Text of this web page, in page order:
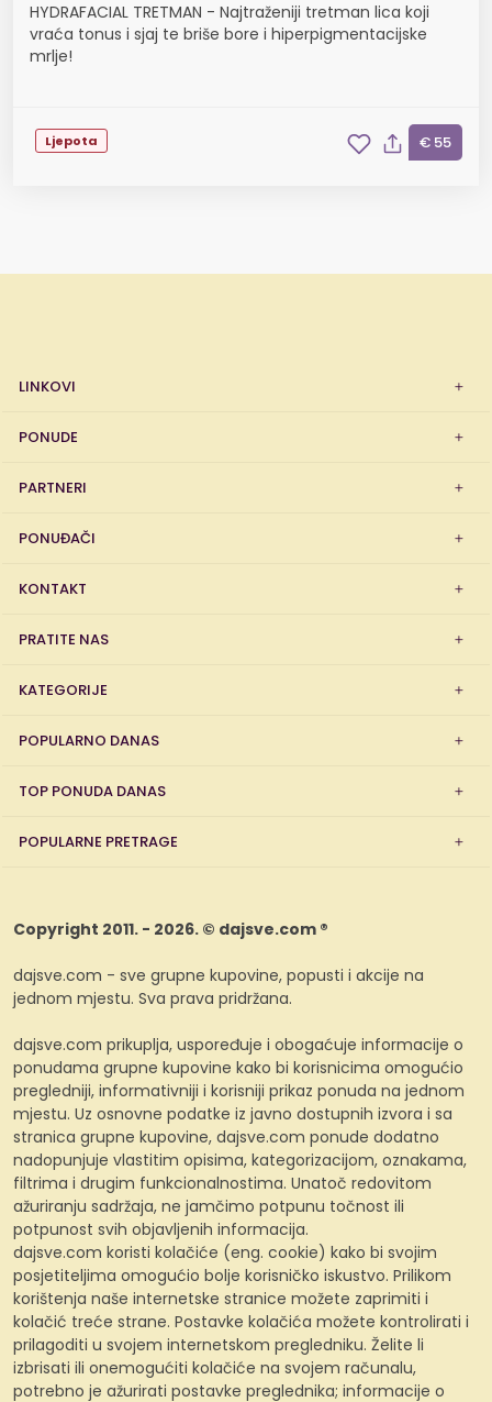
HYDRAFACIAL TRETMAN - Najtraženiji tretman lica koji
vraća tonus i sjaj te briše bore i hiperpigmentacijske
mrlje!
Ljepota € 55
LINKOVI
PONUDE
PARTNERI
PONUĐAČI
KONTAKT
PRATITE NAS
KATEGORIJE
POPULARNO DANAS
TOP PONUDA DANAS
POPULARNE PRETRAGE
Copyright 2011. - 2026. © dajsve.com ®
dajsve.com - sve grupne kupovine, popusti i akcije na
jednom mjestu. Sva prava pridržana.
dajsve.com prikuplja, uspoređuje i obogaćuje informacije o
ponudama grupne kupovine kako bi korisnicima omogućio
pregledniji, informativniji i korisniji prikaz ponuda na jednom
mjestu. Uz osnovne podatke iz javno dostupnih izvora i sa
stranica grupne kupovine, dajsve.com ponude dodatno
nadopunjuje vlastitim opisima, kategorizacijom, oznakama,
filtrima i drugim funkcionalnostima. Unatoč redovitom
ažuriranju sadržaja, ne jamčimo potpunu točnost ili
potpunost svih objavljenih informacija.
dajsve.com koristi kolačiće (eng. cookie) kako bi svojim
posjetiteljima omogućio bolje korisničko iskustvo. Prilikom
korištenja naše internetske stranice možete zaprimiti i
kolačić treće strane. Postavke kolačića možete kontrolirati i
prilagoditi u svojem internetskom pregledniku. Želite li
izbrisati ili onemogućiti kolačiće na svojem računalu,
potrebno je ažurirati postavke preglednika; informacije o